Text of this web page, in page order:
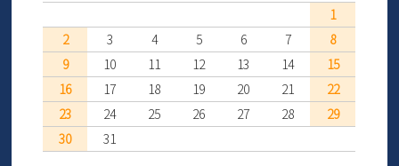
1
2
3 4 5 6 7
8
9
10 11 12 13 14
15
16
17 18 19 20 21
22
23
24 25 26 27 28
29
30
31